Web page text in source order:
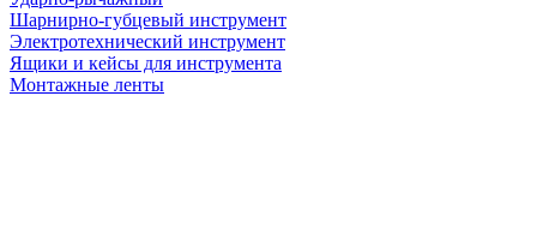
Шарнирно-губцевый инструмент
Электротехнический инструмент
Ящики и кейсы для инструмента
Монтажные ленты